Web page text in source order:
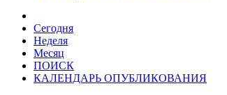
Сегодня
Неделя
Месяц
ПОИСК
КАЛЕНДАРЬ ОПУБЛИКОВАНИЯ